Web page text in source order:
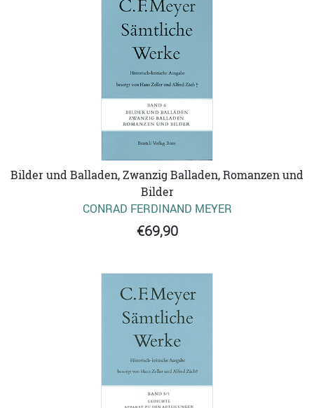
Bilder und Balladen, Zwanzig Balladen, Romanzen und
Bilder
CONRAD FERDINAND MEYER
€69,90